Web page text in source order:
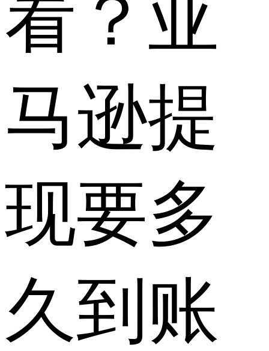
看？亚
马逊提
现要多
久到账